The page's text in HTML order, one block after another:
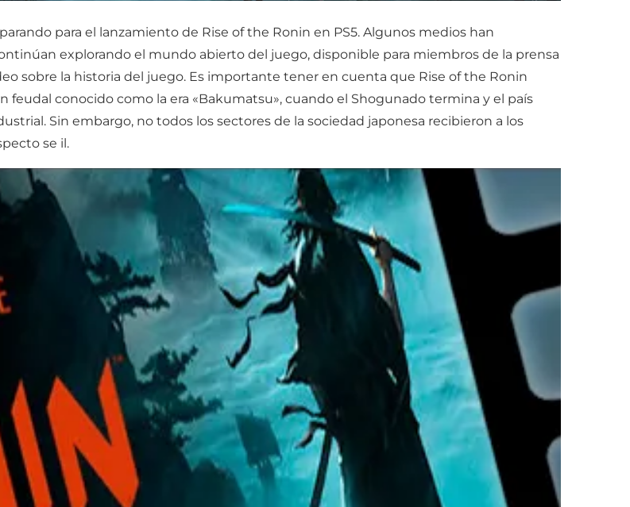
para el lanzamiento de Rise of the Ronin en PS5. Algunos medios han
explorando el mundo abierto del juego, disponible para miembros de la prensa
sobre la historia del juego. Es importante tener en cuenta que Rise of the Ronin
feudal conocido como la era «Bakumatsu», cuando el Shogunado termina y el país
Sin embargo, no todos los sectores de la sociedad japonesa recibieron a los
se il.